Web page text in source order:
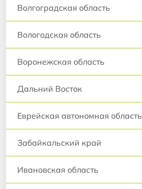
Волгоградская область
Вологодская область
Воронежская область
Дальний Восток
Еврейская автономная область
Забайкальский край
Ивановская область